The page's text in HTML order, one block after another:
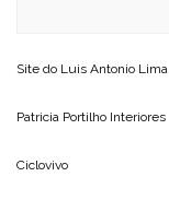
Site do Luis Antonio Lima
Patricia Portilho Interiores
Ciclovivo